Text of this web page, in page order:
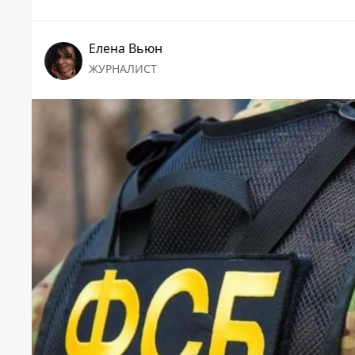
Елена Вьюн
ЖУРНАЛИСТ